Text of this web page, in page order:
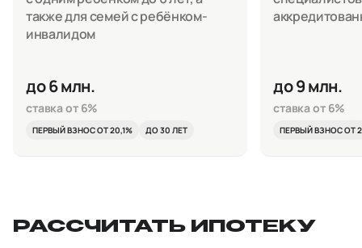
также для семей с ребёнком-
инвалидом
до 6 млн.
ставка от 6%
ПЕРВЫЙ ВЗНОС ОТ 20,1% ДО 30 ЛЕТ
до 9 млн.
ставка от 6%
ПЕРВЫЙ ВЗНОС ОТ
РАССЧИТАТЬ ИПОТЕКУ